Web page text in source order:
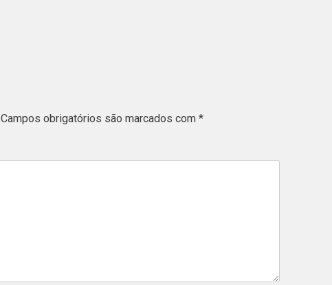
Campos obrigatórios são marcados com *